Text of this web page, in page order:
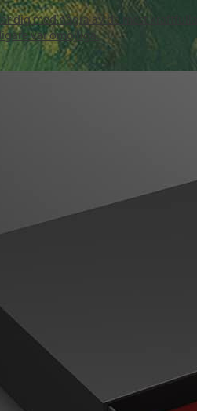
dig med några av de mest
var omöjliga.